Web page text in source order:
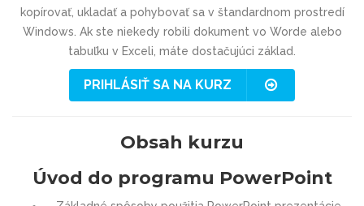
kopírovať, ukladať a pohybovať sa v štandardnom prostredí
Windows. Ak ste niekedy robili dokument vo Worde alebo
tabuľku v Exceli, máte dostačujúci základ.
PRIHLÁSIŤ SA NA KURZ
Obsah kurzu
Úvod do programu PowerPoint